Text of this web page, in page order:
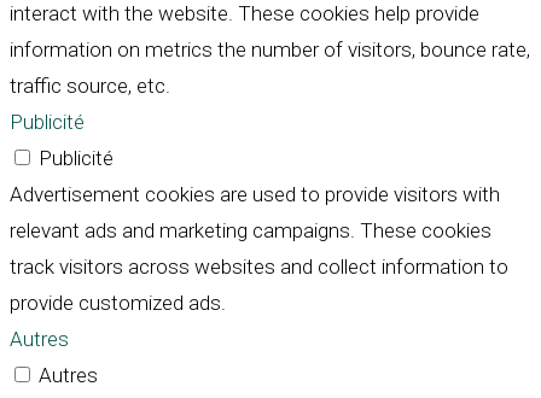
interact with the website. These cookies help provide
information on metrics the number of visitors, bounce rate,
traffic source, etc.
Publicité
Publicité
Advertisement cookies are used to provide visitors with
relevant ads and marketing campaigns. These cookies
track visitors across websites and collect information to
provide customized ads.
Autres
Autres